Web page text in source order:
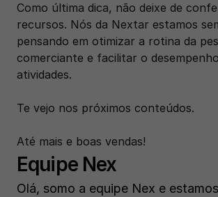
Como última dica, não deixe de
recursos. Nós da Nextar estamos
pensando em otimizar a rotina da
comerciante e facilitar o
atividades.
Te vejo nos próximos conteúdos.
Até mais e boas vendas!
Equipe Nex
Olá, somo a equipe Nex e